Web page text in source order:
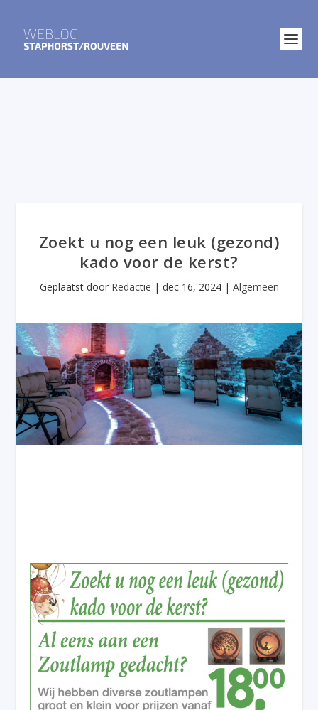
Zoekt u nog een leuk (gezond)
kado voor de kerst?
Geplaatst door Redactie | dec 16, 2024| Algemeen